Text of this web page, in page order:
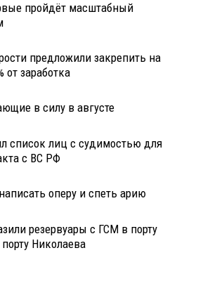
пройдёт масштабный
предложили закрепить на
от заработка
в силу в августе
список лиц с судимостью для
с ВС РФ
оперу и спеть арию
резервуары с ГСМ в порту
Николаева